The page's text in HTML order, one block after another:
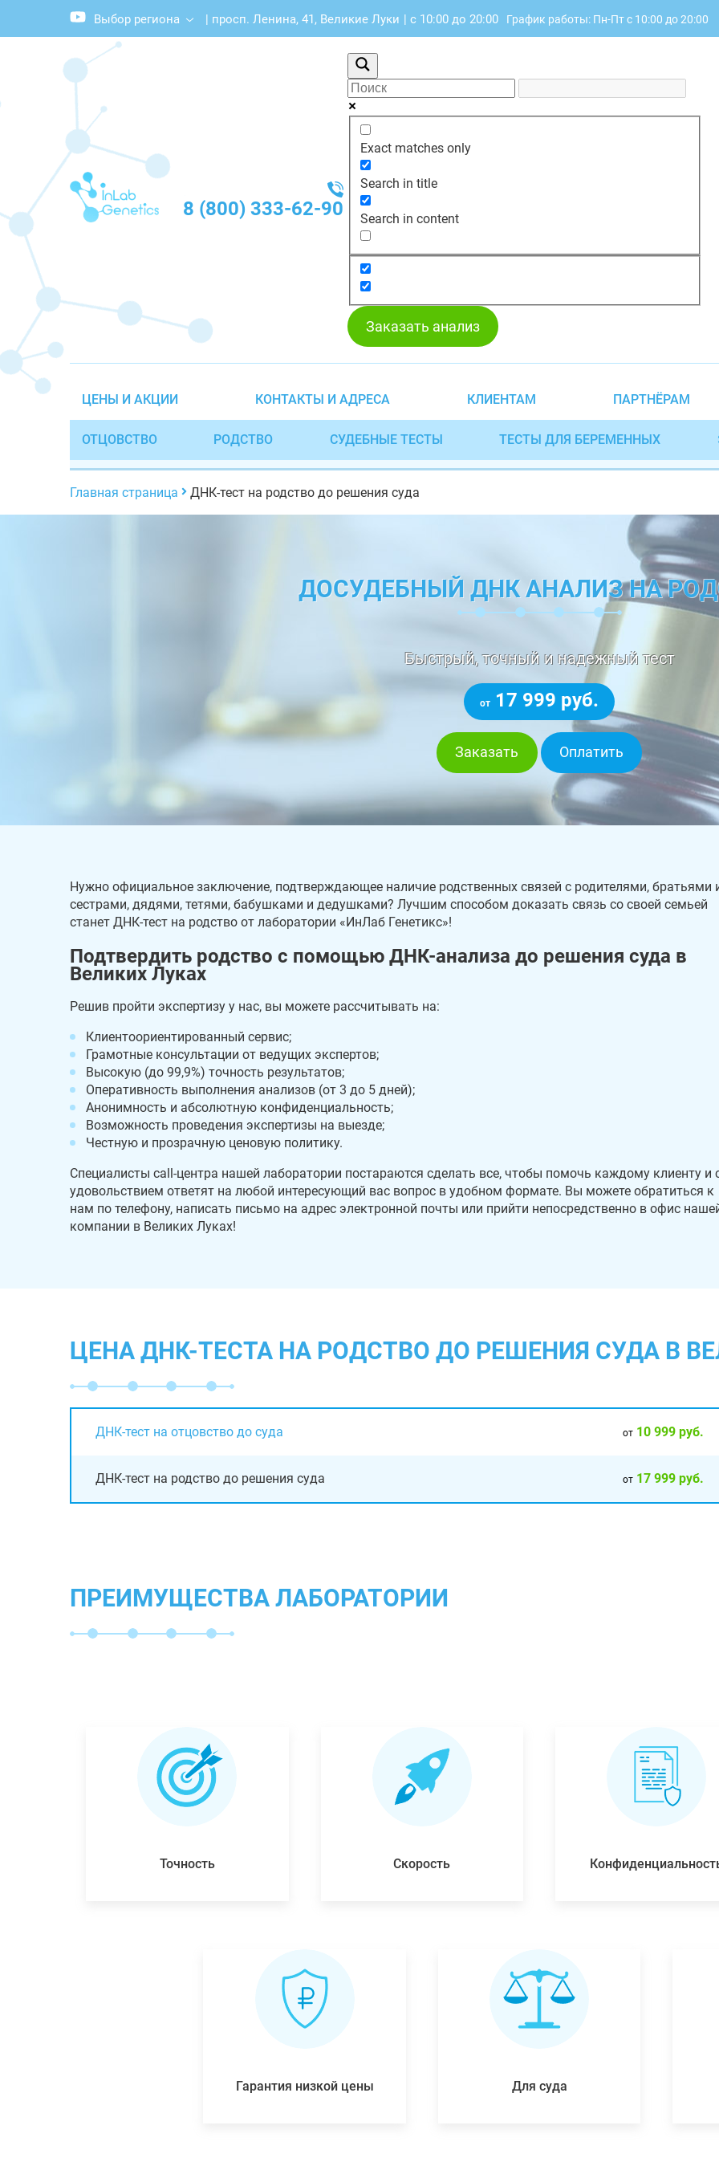
Выбор региона | просп. Ленина, 41, Великие Луки | с 10:00 до 20:00 График работы: Пн-Пт с 10:00 до 20:00
8 (800) 333-62-90
Exact matches only
Search in title
Search in content
Заказать анализ
ЦЕНЫ И АКЦИИ КОНТАКТЫ И АДРЕСА КЛИЕНТАМ ПАРТНЁРАМ
ОТЦОВСТВО РОДСТВО СУДЕБНЫЕ ТЕСТЫ ТЕСТЫ ДЛЯ БЕРЕМЕННЫХ
Главная страница ДНК-тест на родство до решения суда
ДОСУДЕБНЫЙ ДНК АНАЛИЗ НА
Быстрый, точный и надежный тест
от 17 999 руб.
Заказать Оплатить
Нужно официальное заключение, подтверждающее наличие родственных связей с родителями, братьями
сестрами, дядями, тетями, бабушками и дедушками? Лучшим способом доказать связь со своей семьей
станет ДНК-тест на родство от лаборатории «ИнЛаб Генетикс»!
Подтвердить родство с помощью ДНК-анализа до решения суда в
Великих Луках
Решив пройти экспертизу у нас, вы можете рассчитывать на:
Клиентоориентированный сервис;
Грамотные консультации от ведущих экспертов;
Высокую (до 99,9%) точность результатов;
Оперативность выполнения анализов (от 3 до 5 дней);
Анонимность и абсолютную конфиденциальность;
Возможность проведения экспертизы на выезде;
Честную и прозрачную ценовую политику.
Специалисты call-центра нашей лаборатории постараются сделать все, чтобы помочь каждому клиенту и
удовольствием ответят на любой интересующий вас вопрос в удобном формате. Вы можете обратиться к
нам по телефону, написать письмо на адрес электронной почты или прийти непосредственно в офис
компании в Великих Луках!
ЦЕНА ДНК-ТЕСТА НА РОДСТВО ДО РЕШЕНИЯ СУДА В
ДНК-тест на отцовство до суда от10 999 руб.
ДНК-тест на родство до решения суда от17 999 руб.
ПРЕИМУЩЕСТВА ЛАБОРАТОРИИ
Точность Скорость
Гарантия низкой цены Для суда